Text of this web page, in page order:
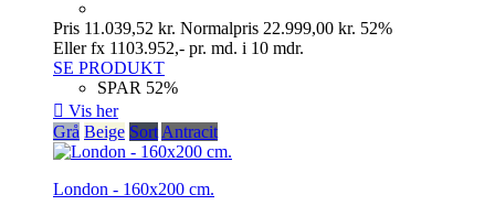
Pris 11.039,52 kr. Normalpris 22.999,00 kr. 52%
Eller fx 1103.952,- pr. md. i 10 mdr.
SE PRODUKT
SPAR 52%
 Vis her
Grå Beige SortAntracit
London - 160x200 cm.